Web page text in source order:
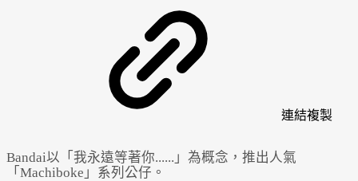
連結複製
Bandai以「我永遠等著你......」為概念，推出人氣
「Machiboke」系列公仔。